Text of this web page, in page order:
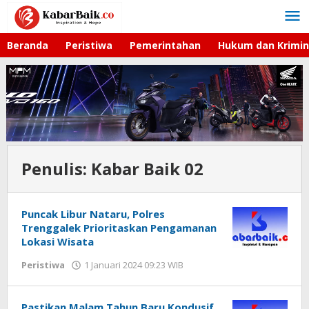
Lewati
konten
Beranda Peristiwa Pemerintahan Hukum dan
Penulis: Kabar Baik 02
Puncak Libur Nataru, Polres
Trenggalek Prioritaskan Pengamanan
Lokasi Wisata
Peristiwa 1 Januari 2024 09:23 WIB
02